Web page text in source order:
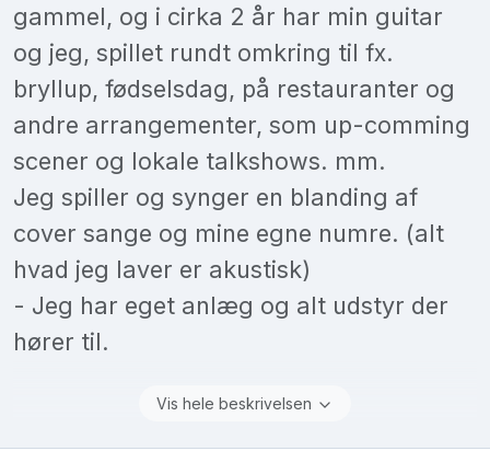
gammel, og i cirka 2 år har min guitar
og jeg, spillet rundt omkring til fx.
bryllup, fødselsdag, på restauranter og
andre arrangementer, som up-comming
scener og lokale talkshows. mm.
Jeg spiller og synger en blanding af
cover sange og mine egne numre. (alt
hvad jeg laver er akustisk)
- Jeg har eget anlæg og alt udstyr der
hører til.
Vis hele beskrivelsen